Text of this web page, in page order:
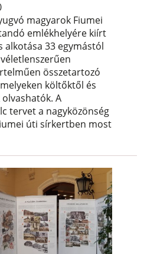
magyarok Fiumei
emlékhelyére kiírt
alkotása 33 egymástól
összetartozó
költőktől és
A
tervet a nagyközönség
úti sírkertben most